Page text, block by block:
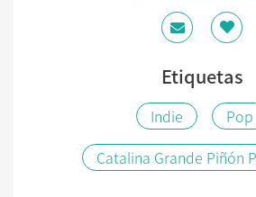
Etiquetas
Indie
Pop
Catalina Grande Piñón